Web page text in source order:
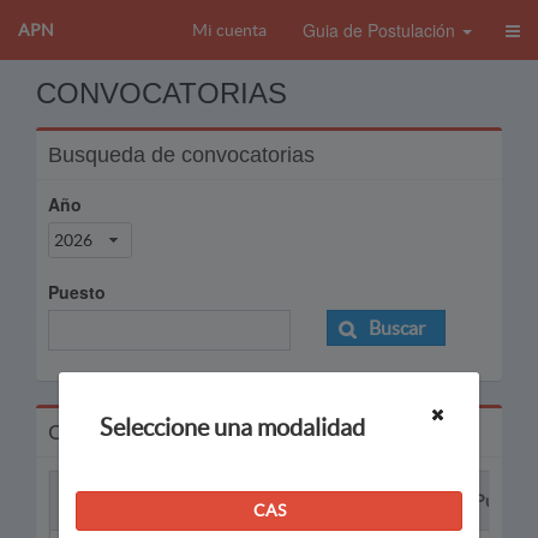
APN Mi cuenta Guia de Postulación
CONVOCATORIAS
Busqueda de convocatorias
Año
2026
Puesto
Buscar
Convocatorias
Puesto
Seleccione una modalidad
CAS